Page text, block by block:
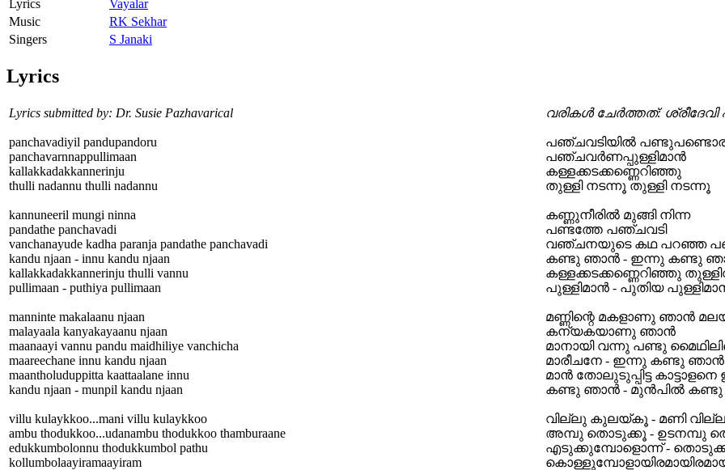
Lyrics
Vayalar
Music
RK Sekhar
Singers
S Janaki
Lyrics
Lyrics submitted by: Dr. Susie Pazhavarical
panchavadiyil pandupandoru
panchavarnnappullimaan
kallakkadakkannerinju
thulli nadannu thulli nadannu
kannuneeril mungi ninna
pandathe panchavadi
vanchanayude kadha paranja pandathe panchavadi
kandu njaan - innu kandu njaan
kallakkadakkannerinju thulli vannu
pullimaan - puthiya pullimaan
manninte makalaanu njaan
malayaala kanyakayaanu njaan
maanaayi vannu pandu maidhiliye vanchicha
maareechane innu kandu njaan
maantholuduppitta kaattaalane innu
kandu njaan - munpil kandu njaan
villu kulaykkoo...mani villu kulaykkoo
ambu thodukkoo...udanambu thodukkoo thamburaane
edukkumbolonnu thodukkumbol pathu
kollumbolaayiramaayiram
വരികള്‍ ചേര്‍ത്തത്: ശ്രീദേവി
പഞ്ചവടിയില്‍
പഞ്ചവര്‍ണപ്പുള്ളിമാന്‍
കള്ളക്കടക്കണ്ണെറിഞ്ഞു
തുള്ളി നടന്നൂ തുള്ളി നടന്നൂ
കണ്ണുനീരില്‍ മുങ്ങി നിന്ന
പണ്ടത്തേ പഞ്ചവടി
വഞ്ചനയുടെ കഥ പറഞ്ഞ
കണ്ടു ഞാന്‍ - ഇന്നു കണ്ടു
കള്ളക്കടക്കണ്ണെറിഞ്ഞു
പുള്ളിമാന്‍ - പുതിയ
മണ്ണിന്റെ മകളാണു ഞാന്‍
കന്യകയാണു ഞാന്‍
മാനായി വന്നു പണ്ടു
മാരീചനേ - ഇന്നു കണ്ടു ഞാന്‍
മാന്‍ തോലുടുപ്പിട്ട
കണ്ടു ഞാന്‍ - മുന്‍പില്‍
വില്ലു കുലയ്കൂ - മണി
അമ്പു തൊടുക്കൂ - ഉടനമ്പു
എടുക്കുമ്പോളൊന്ന് -